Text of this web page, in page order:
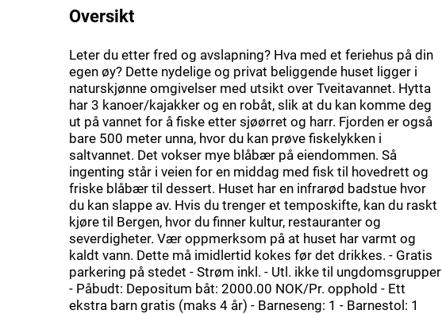
Oversikt
Leter du etter fred og avslapning? Hva med et feriehus på din
egen øy? Dette nydelige og privat beliggende huset ligger i
naturskjønne omgivelser med utsikt over Tveitavannet. Hytta
har 3 kanoer/kajakker og en robåt, slik at du kan komme deg
ut på vannet for å fiske etter sjøørret og harr. Fjorden er også
bare 500 meter unna, hvor du kan prøve fiskelykken i
saltvannet. Det vokser mye blåbær på eiendommen. Så
ingenting står i veien for en middag med fisk til hovedrett og
friske blåbær til dessert. Huset har en infrarød badstue hvor
du kan slappe av. Hvis du trenger et temposkifte, kan du raskt
kjøre til Bergen, hvor du finner kultur, restauranter og
severdigheter. Vær oppmerksom på at huset har varmt og
kaldt vann. Dette må imidlertid kokes før det drikkes. - Gratis
parkering på stedet - Strøm inkl. - Utl. ikke til ungdomsgrupper
- Påbudt: Depositum båt: 2000.00 NOK/Pr. opphold - Ett
ekstra barn gratis (maks 4 år) - Barneseng: 1 - Barnestol: 1